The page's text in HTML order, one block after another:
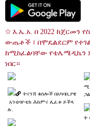
☆ እ.ኤ.አ. በ 2022 ከጀርመን
ውጤቶች ፣ በሞዴልደርም
ከሚከፈልባቸው የቴሌሜዲኬን
ነበር።
ትናንሽ ቁስሎች በአካባቢያዊ
አንቲባዮቲክ ሕክምና ሊፈቱ ይችላ
ሉ.
ት